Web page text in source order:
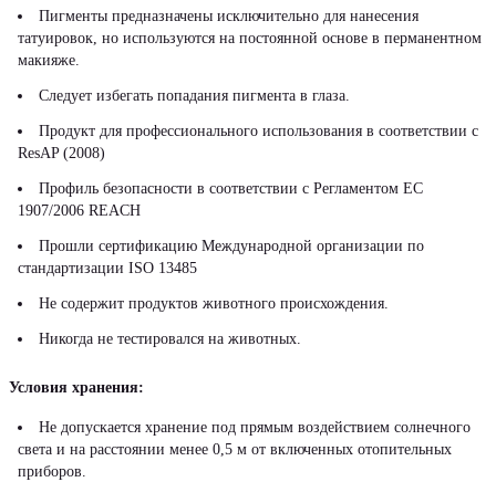
Пигменты предназначены исключительно для нанесения
татуировок, но используются на постоянной основе в перманентном
макияже.
Следует избегать попадания пигмента в глаза.
Продукт для профессионального использования в соответствии с
ResAP (2008)
Профиль безопасности в соответствии с Регламентом ЕС
1907/2006 REACH
Прошли сертификацию Международной организации по
стандартизации ISO 13485
Не содержит продуктов животного происхождения.
Никогда не тестировался на животных.
Условия хранения:
Не допускается хранение под прямым воздействием солнечного
света и на расстоянии менее 0,5 м от включенных отопительных
приборов.